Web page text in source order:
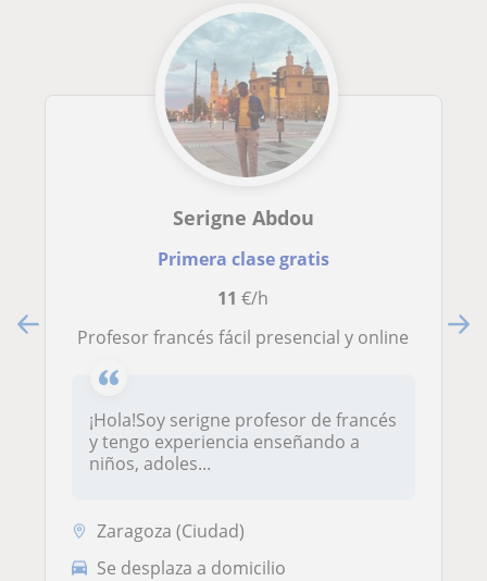
Serigne Abdou
Primera clase gratis
11 €/h
Profesor francés fácil presencial y online
¡Hola!Soy serigne profesor de francés
y tengo experiencia enseñando a
niños, adoles...
Zaragoza (Ciudad)
Se desplaza a domicilio